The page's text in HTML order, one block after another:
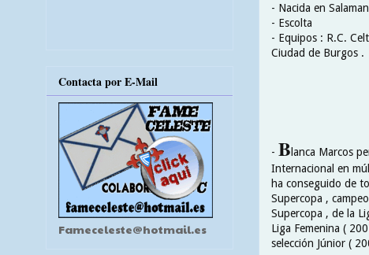
- Nacida en
- Escolta
- Equipos : R.C.
Ciudad de Burgos .
- Blanca Marcos
Internacional en
ha conseguido de
Supercopa ,
Supercopa , de la
Liga Femenina (
selección Júnior (
Contacta por E-Mail
Fameceleste@hotmail.es